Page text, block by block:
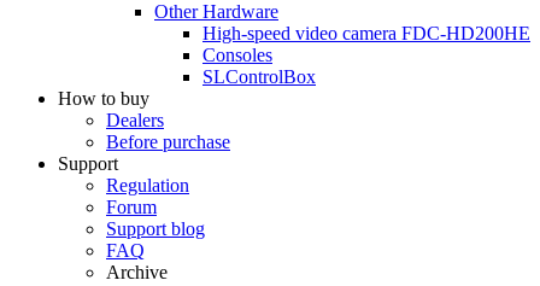
Other Hardware
High-speed video camera FDC-HD200HE
Consoles
SLControlBox
How to buy
Dealers
Before purchase
Support
Regulation
Forum
Support blog
FAQ
Archive